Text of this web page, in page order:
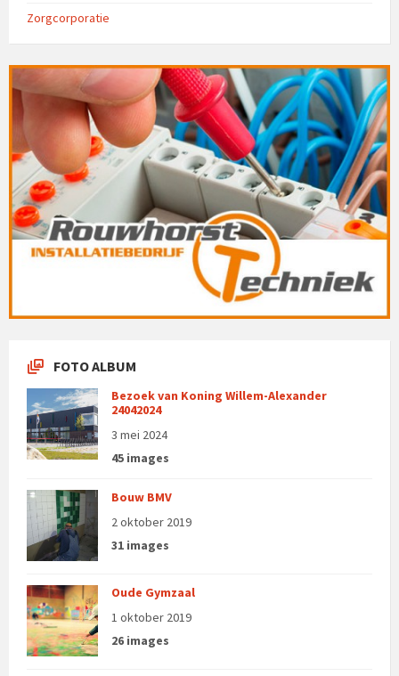
Zorgcorporatie
FOTO ALBUM
Bezoek van Koning Willem-Alexander
24042024
3 mei 2024
45 images
Bouw BMV
2 oktober 2019
31 images
Oude Gymzaal
1 oktober 2019
26 images